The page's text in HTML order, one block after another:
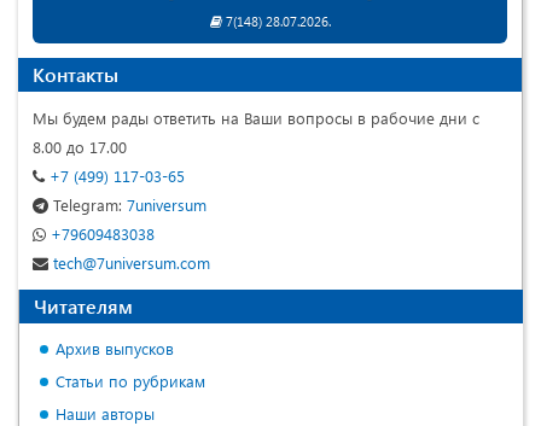
7(148) 28.07.2026.
Контакты
Мы будем рады ответить на Ваши вопросы в рабочие дни с
8.00 до 17.00
+7 (499) 117-03-65
Telegram: 7universum
+79609483038
tech@7universum.com
Читателям
Архив выпусков
Статьи по рубрикам
Наши авторы